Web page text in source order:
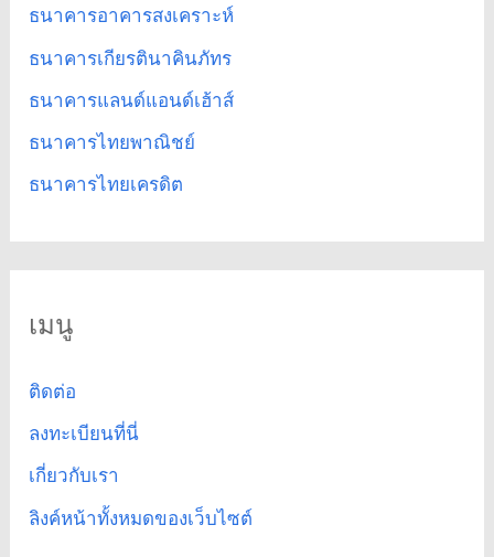
ธนาคารอาคารสงเคราะห์
ธนาคารเกียรตินาคินภัทร
ธนาคารแลนด์แอนด์เฮ้าส์
ธนาคารไทยพาณิชย์
ธนาคารไทยเครดิต
เมนู
ติดต่อ
ลงทะเบียนที่นี่
เกี่ยวกับเรา
ลิงค์หน้าทั้งหมดของเว็บไซต์